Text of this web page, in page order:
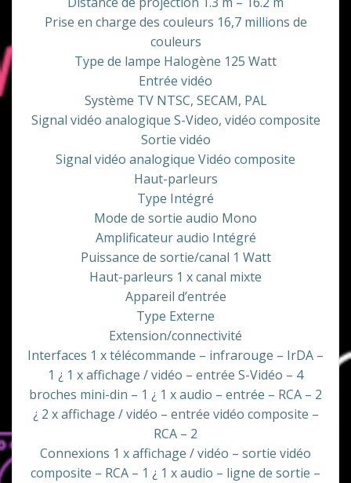
Prise en charge des couleurs 16,7 millions de
couleurs
Type de lampe Halogène 125 Watt
Entrée vidéo
Système TV NTSC, SECAM, PAL
Signal vidéo analogique S-Video, vidéo composite
Sortie vidéo
Signal vidéo analogique Vidéo composite
Haut-parleurs
Type Intégré
Mode de sortie audio Mono
Amplificateur audio Intégré
Puissance de sortie/canal 1 Watt
Haut-parleurs 1 x canal mixte
Appareil d’entrée
Type Externe
Extension/connectivité
Interfaces 1 x télécommande – infrarouge – IrDA –
1 ¿ 1 x affichage / vidéo – entrée S-Vidéo – 4
broches mini-din – 1 ¿ 1 x audio – entrée – RCA – 2
¿ 2 x affichage / vidéo – entrée vidéo composite –
RCA – 2
Connexions 1 x affichage / vidéo – sortie vidéo
composite – RCA – 1 ¿ 1 x audio – ligne de sortie –